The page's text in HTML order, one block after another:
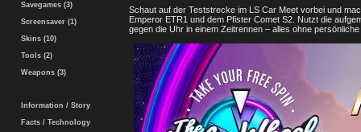
Savegames (3)
Screensaver (1)
Skins (10)
Tools (2)
Weapons (3)
Information / Story
Facts / Technology
Schaut auf der Teststrecke im LS Car Meet vorbei und
Emperor ETR1 und dem Pfister Comet S2. Nutzt die
gegen die Uhr in einem Zeitrennen – alles ohne